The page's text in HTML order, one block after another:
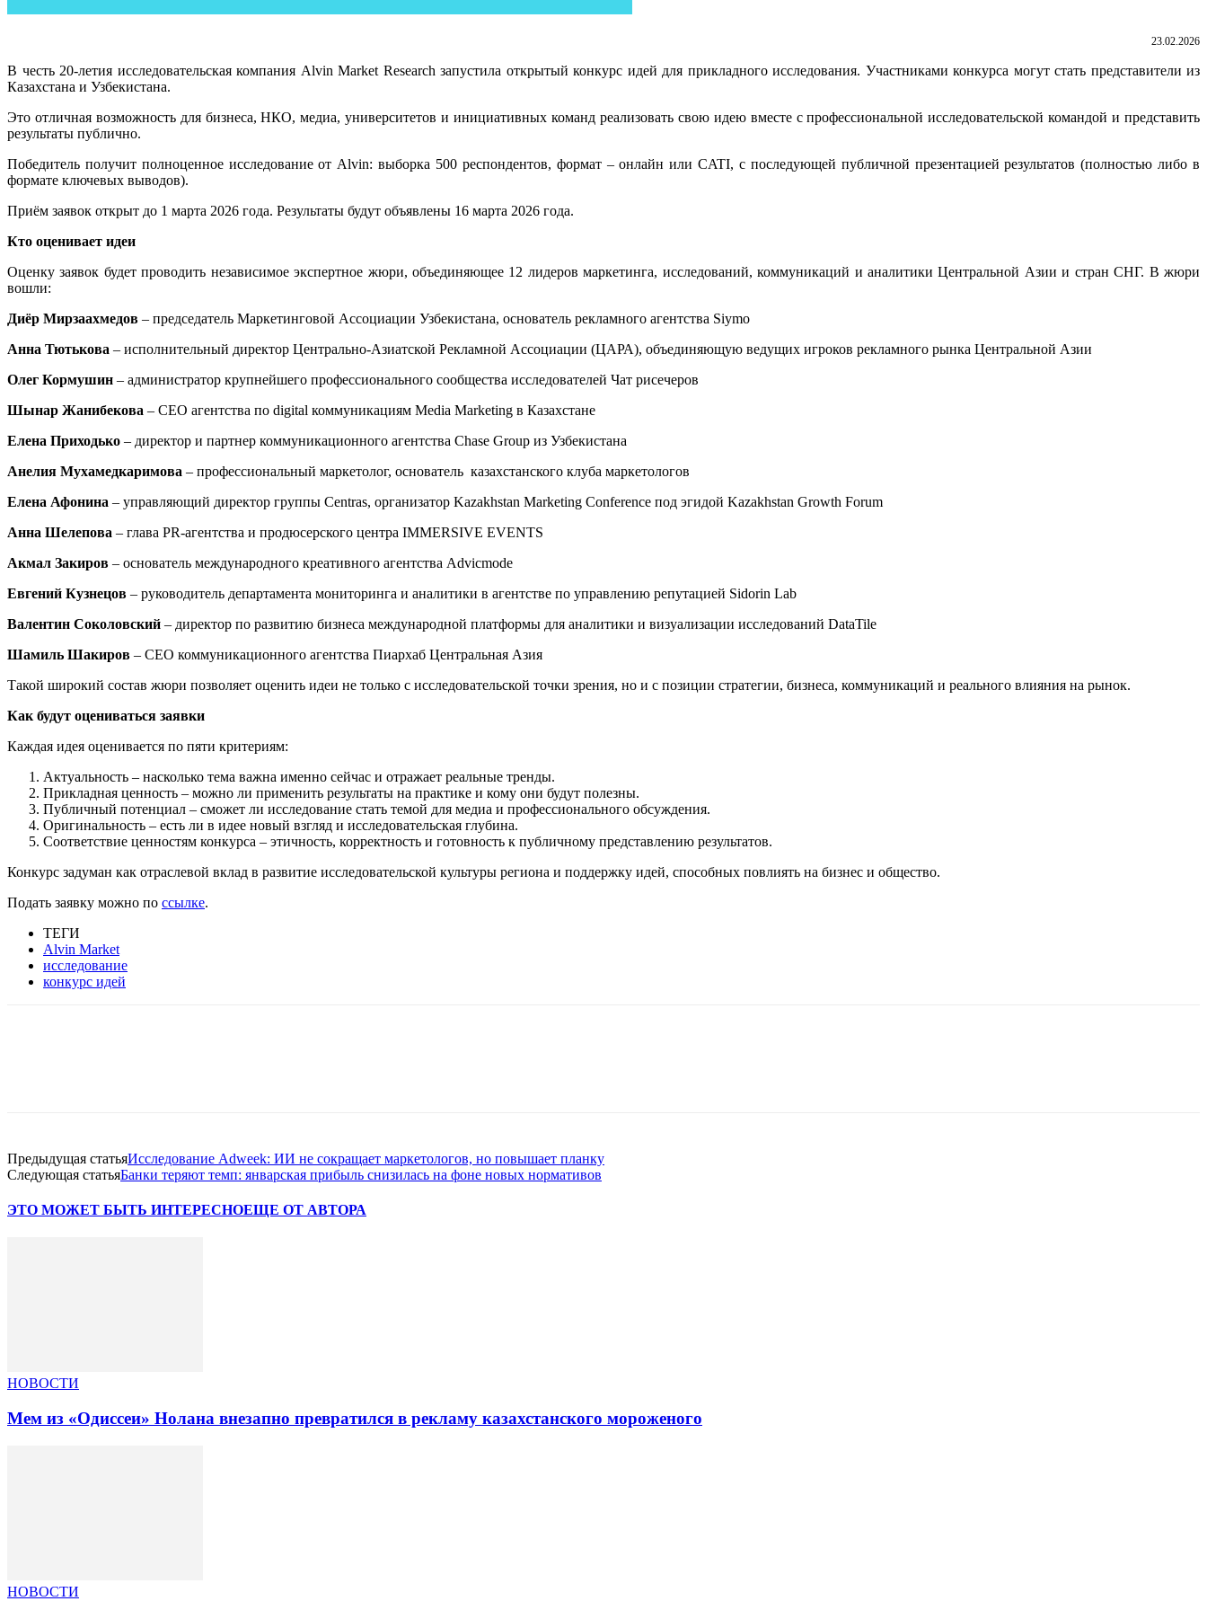
23.02.2026
В честь 20-летия исследовательская компания Alvin Market Research запустила открытый конкурс идей для прикладного исследования. Участниками конкурса могут стать представители из
Казахстана и Узбекистана.
Это отличная возможность для бизнеса, НКО, медиа, университетов и инициативных команд реализовать свою идею вместе с профессиональной исследовательской командой и представить
результаты публично.
Победитель получит полноценное исследование от Alvin: выборка 500 респондентов, формат – онлайн или CATI, с последующей публичной презентацией результатов (полностью либо в
формате ключевых выводов).
Приём заявок открыт до 1 марта 2026 года. Результаты будут объявлены 16 марта 2026 года.
Кто оценивает идеи
Оценку заявок будет проводить независимое экспертное жюри, объединяющее 12 лидеров маркетинга, исследований, коммуникаций и аналитики Центральной Азии и стран СНГ. В жюри
вошли:
Диёр Мирзаахмедов – председатель Маркетинговой Ассоциации Узбекистана, основатель рекламного агентства Siymo
Анна Тютькова – исполнительный директор Центрально-Азиатской Рекламной Ассоциации (ЦАРА), объединяющую ведущих игроков рекламного рынка Центральной Азии
Олег Кормушин – администратор крупнейшего профессионального сообщества исследователей Чат рисечеров
Шынар Жанибекова – CEO агентства по digital коммуникациям Media Marketing в Казахстане
Елена Приходько – директор и партнер коммуникационного агентства Chase Group из Узбекистана
Анелия Мухамедкаримова – профессиональный маркетолог, основатель казахстанского клуба маркетологов
Елена Афонина – управляющий директор группы Centras, организатор Kazakhstan Marketing Conference под эгидой Kazakhstan Growth Forum
Анна Шелепова – глава PR-агентства и продюсерского центра IMMERSIVE EVENTS
Акмал Закиров – основатель международного креативного агентства Advicmode
Евгений Кузнецов – руководитель департамента мониторинга и аналитики в агентстве по управлению репутацией Sidorin Lab
Валентин Соколовский – директор по развитию бизнеса международной платформы для аналитики и визуализации исследований DataTile
Шамиль Шакиров – CEO коммуникационного агентства Пиархаб Центральная Азия
Такой широкий состав жюри позволяет оценить идеи не только с исследовательской точки зрения, но и с позиции стратегии, бизнеса, коммуникаций и реального влияния на рынок.
Как будут оцениваться заявки
Каждая идея оценивается по пяти критериям:
Актуальность – насколько тема важна именно сейчас и отражает реальные тренды.
Прикладная ценность – можно ли применить результаты на практике и кому они будут полезны.
Публичный потенциал – сможет ли исследование стать темой для медиа и профессионального обсуждения.
Оригинальность – есть ли в идее новый взгляд и исследовательская глубина.
Соответствие ценностям конкурса – этичность, корректность и готовность к публичному представлению результатов.
Конкурс задуман как отраслевой вклад в развитие исследовательской культуры региона и поддержку идей, способных повлиять на бизнес и общество.
Подать заявку можно по ссылке.
ТЕГИ
Alvin Market
исследование
конкурс идей
Предыдущая статьяИсследование Adweek: ИИ не сокращает маркетологов, но повышает планку
Следующая статьяБанки теряют темп: январская прибыль снизилась на фоне новых нормативов
ЭТО МОЖЕТ БЫТЬ ИНТЕРЕСНОЕЩЕ ОТ АВТОРА
НОВОСТИ
Мем из «Одиссеи» Нолана внезапно превратился в рекламу казахстанского мороженого
НОВОСТИ